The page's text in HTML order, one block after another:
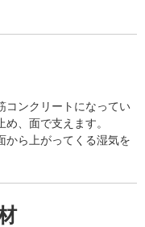
コンクリートになってい
、面で支えます。
から上がってくる湿気を